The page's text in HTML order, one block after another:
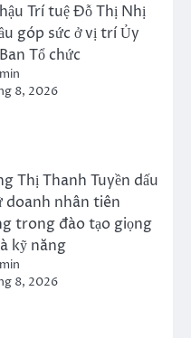
Trí tuệ Đỗ Thị Nhị
góp sức ở vị trí Ủy
Tổ chức
8, 2026
Thị Thanh Tuyền dấu
doanh nhân tiên
trong đào tạo giọng
kỹ năng
8, 2026